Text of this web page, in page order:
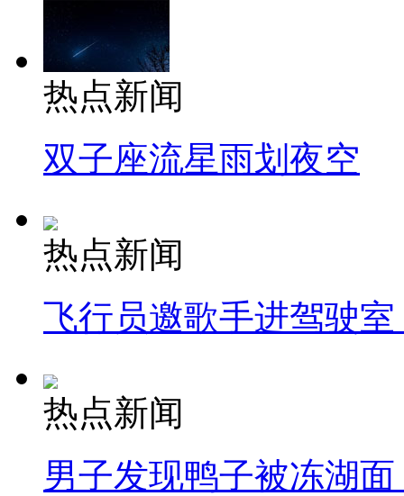
热点新闻
双子座流星雨划夜空
热点新闻
飞行员邀歌手进驾驶
热点新闻
男子发现鸭子被冻湖